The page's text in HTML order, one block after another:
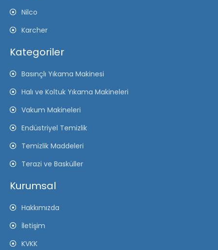
Nilco
Karcher
Kategoriler
Basınçlı Yıkama Makinesi
Halı ve Koltuk Yıkama Makineleri
Vakum Makineleri
Endüstriyel Temizlik
Temizlik Maddeleri
Terazi ve Basküller
Kurumsal
Hakkımızda
İletişim
KVKK